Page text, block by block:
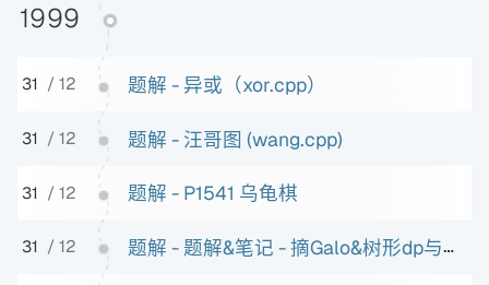
1999
31 / 12 题解 - 异或（xor.cpp）
31 / 12 题解 - 汪哥图 (wang.cpp)
31 / 12 题解 - P1541 乌龟棋
31 / 12 题解 - 题解&笔记 - 摘Galo&树形dp与背包